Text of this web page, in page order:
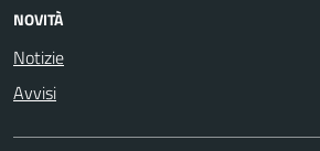
NOVITÀ
Notizie
Avvisi